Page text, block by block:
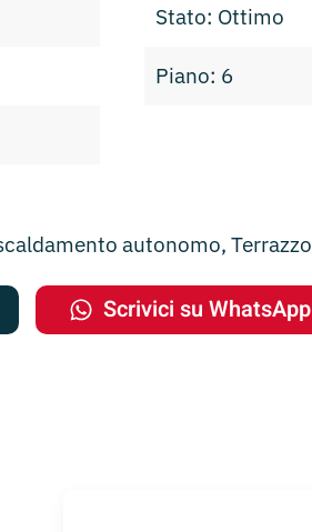
Stato: Ottimo
Piano: 6
autonomo, Terrazzo
Scrivici su WhatsApp